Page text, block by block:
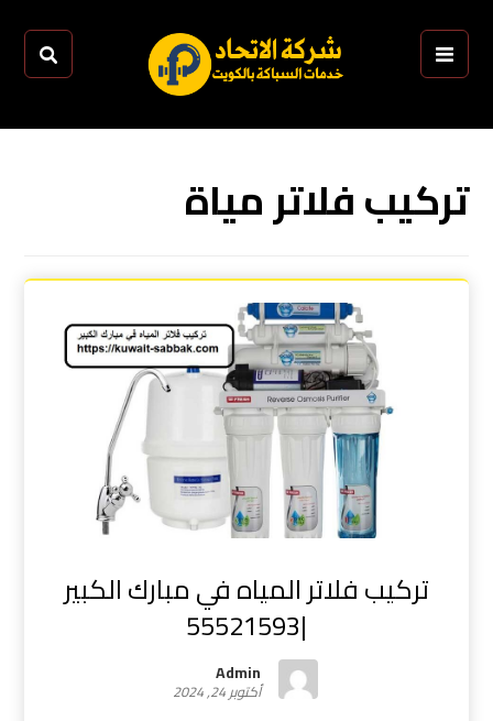
تركيب فلاتر مياة
تركيب فلاتر المياه في مبارك الكبير
|55521593
Admin
أكتوبر 24, 2024